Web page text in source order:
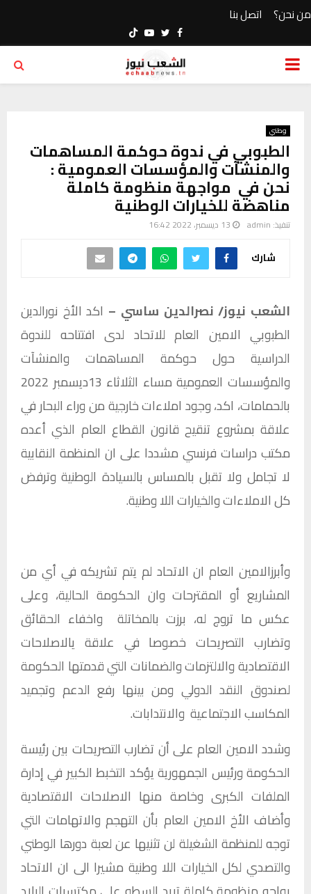
من نحن؟ اتصل بنا
Facebook
Twitter
Youtube
PRIMARY
وطني
الطبوبي في ندوة حوكمة المساهمات
والمنشآت والمؤسسات العمومية :
نحن في مواجهة منظومة كاملة
مناهضة للخيارات الوطنية
تنفيذ: admin 13 ديسمبر، 2022 16:42
شارك
الشعب نيوز/ نصرالدين ساسي – اكد الأخ نورالدين
الطبوبي الامين العام للاتحاد لدى افتتاحه للندوة
الدراسية حول حوكمة المساهمات والمنشآت
والمؤسسات العمومية مساء الثلاثاء 13ديسمبر 2022
بالحمامات، اكد، وجود املاءات خارجية من وراء البحار في
علاقة بمشروع تنقيح قانون القطاع العام الذي أعده
مكتب دراسات فرنسي مشددا على ان المنظمة النقابية
لا تجامل ولا تقبل بالمساس بالسيادة الوطنية وترفض
كل الاملاءات والخيارات اللا وطنية.
وأبرزالامين العام ان الاتحاد لم يتم تشريكه في أي من
المشاريع أو المقترحات وان الحكومة الحالية، وعلى
عكس ما تروج له، برزت بالمخاتلة واخفاء الحقائق
وتضارب التصريحات خصوصا في علاقة يالاصلاحات
الاقتصادية والالتزمات والضمانات التي قدمتها الحكومة
لصندوق النقد الدولي ومن بينها رفع الدعم وتجميد
المكاسب الاجتماعية والانتدابات.
وشدد الامين العام على أن تضارب التصريحات بين رئيسة
الحكومة ورئيس الجمهورية يؤكد التخبط الكبير في إدارة
الملفات الكبرى وخاصة منها الاصلاحات الاقتصادية
وأضاف الأخ الامين العام بأن التهجم والاتهامات التي
توجه للمنظمة الشغيلة لن تثنيها عن لعبة دورها الوطني
والتصدي لكل الخيارات اللا وطنية مشيرا الى ان الاتحاد